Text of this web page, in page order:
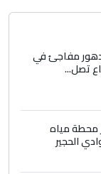
فيه
بعد
الكرخ
4
عريقة
تدهور مفاجئ في
تصل...
محطة مياه
الحجير